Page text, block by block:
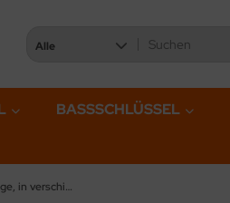
Alle
BASSSCHLÜSSEL
Handtuch Beige, in verschiedenen Größen mit F- und G- Schlüssel bestickt